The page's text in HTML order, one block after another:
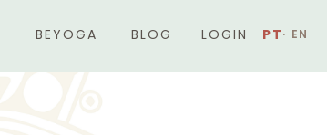
BEYOGA BLOG LOGIN